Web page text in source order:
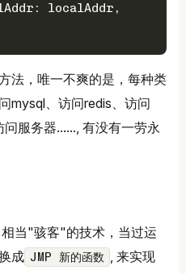
localAddr,
法，唯一不爽的是，每种类
mysql、访问redis、访问
服务器......, 有没有一劳永
当"骇客"的技术，当过运
成 JMP 新的函数 , 来实现